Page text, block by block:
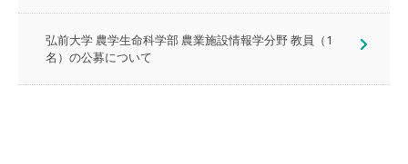
弘前大学 農学生命科学部 農業施設情報学分野 教員（1
名）の公募について